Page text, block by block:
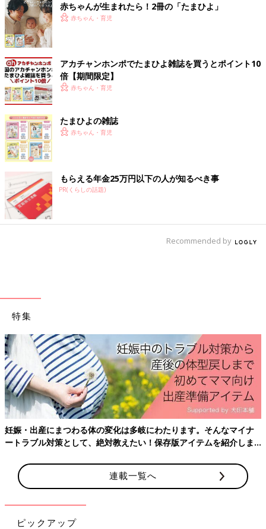
子育てが、自分が改めて日本文化を知るきっかけになってるなー
と思います。
一緒に知って、一緒に体験して、家族の思い出を作って行こうね
ーーー。
だんだん「人間」になる子ども[ハハのさ
という感じがします。
[わぐり]
2018年4月に息子を出産した34歳。
ら現在の育児中までのイラストを、ほぼ毎日更新しています。
X（旧Twitter）「ハハのつぶやき」
Instagram「ハハのつぶやき」
※この記事は、過去にたまひよONLINEで公開されたものです。
前の話
子どもは○○の専門家
#41]
一覧
次の話
Eテレ信者になりまし
#43]
赤ちゃんが生まれたら！2冊の「たまひよ」
赤ちゃん・育児
アカチャンホンポでたまひよ雑誌を買うとポイント10
倍【期間限定】
赤ちゃん・育児
たまひよの雑誌
赤ちゃん・育児
もらえる年金25万円以下の人が知るべき事
PR(くらしの話題)
Recommended by
特集
妊娠・出産にまつわる体の変化は多岐にわたります。そんなマイナ
ートラブル対策として、絶対教えたい！保存版アイテムを紹介しま
連載一覧へ
ピックアップ